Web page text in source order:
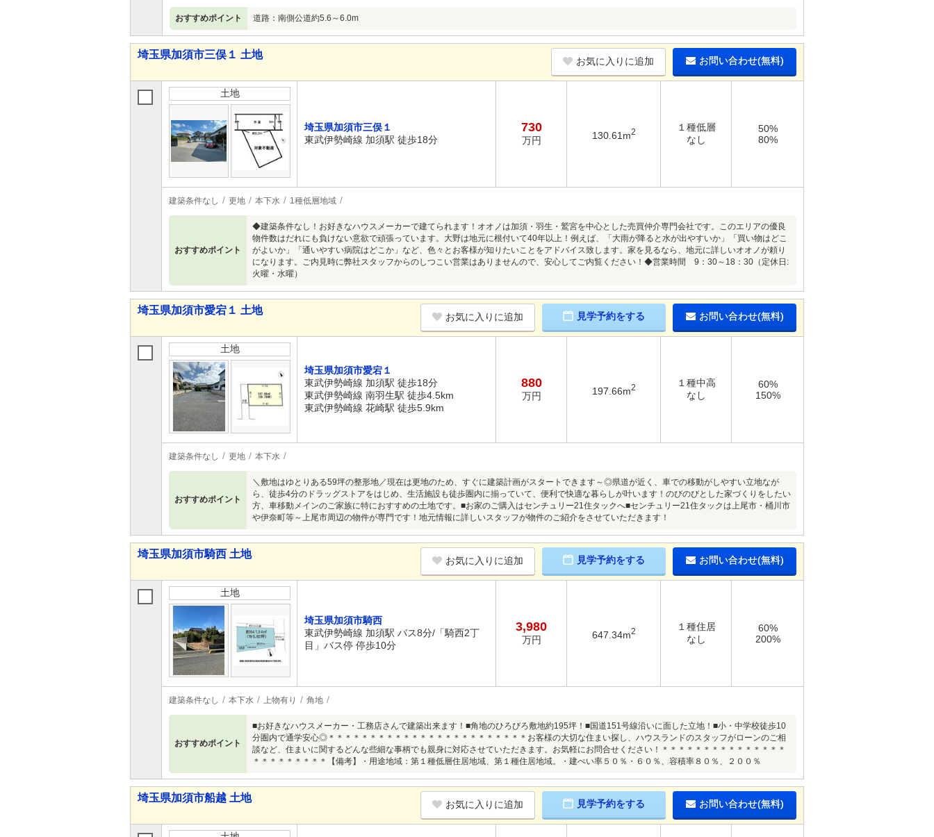
おすすめポイント 道路：南側公道約5.6～6.0m
埼玉県加須市三俣１ 土地
お気に入りに追加 お問い合わせ(無料)
土地
埼玉県加須市三俣１
東武伊勢崎線 加須駅 徒歩18分
730
万円 130.61m2
１種低層
なし
50%
80%
建築条件なし 更地 本下水 1種低層地域
おすすめポイント
◆建築条件なし！お好きなハウスメーカーで建てられます！オオノは加須・羽生・鷲宮を中心とした売買仲介専門会社です。このエリアの優良
物件数はだれにも負けない意欲で頑張っています。大野は地元に根付いて40年以上！例えば、「大雨が降ると水が出やすいか」「買い物はどこ
がよいか」「通いやすい病院はどこか」など、色々とお客様が知りたいことをアドバイス致します。家を見るなら、地元に詳しいオオノが頼り
になります。ご内見時に弊社スタッフからのしつこい営業はありませんので、安心してご内覧ください！◆営業時間 9：30～18：30（定休日:
火曜・水曜）
埼玉県加須市愛宕１ 土地
お気に入りに追加 見学予約をする お問い合わせ(無料)
土地
埼玉県加須市愛宕１
東武伊勢崎線 加須駅 徒歩18分
東武伊勢崎線 南羽生駅 徒歩4.5km
東武伊勢崎線 花崎駅 徒歩5.9km
880
万円 197.66m2
１種中高
なし
60%
150%
建築条件なし 更地 本下水
おすすめポイント
＼敷地はゆとりある59坪の整形地／現在は更地のため、すぐに建築計画がスタートできます～◎県道が近く、車での移動がしやすい立地なが
ら、徒歩4分のドラッグストアをはじめ、生活施設も徒歩圏内に揃っていて、便利で快適な暮らしが叶います！のびのびとした家づくりをしたい
方、車移動メインのご家族に特におすすめの土地です。■お家のご購入はセンチュリー21住タックへ■センチュリー21住タックは上尾市・桶川市
や伊奈町等～上尾市周辺の物件が専門です！地元情報に詳しいスタッフが物件のご紹介をさせていただきます！
埼玉県加須市騎西 土地
お気に入りに追加 見学予約をする お問い合わせ(無料)
土地
埼玉県加須市騎西
東武伊勢崎線 加須駅 バス8分/「騎西2丁
目」バス停 停歩10分
3,980
万円 647.34m2
１種住居
なし
60%
200%
建築条件なし 本下水 上物有り 角地
おすすめポイント
■お好きなハウスメーカー・工務店さんで建築出来ます！■角地のひろびろ敷地約195坪！■国道151号線沿いに面した立地！■小・中学校徒歩10
分圏内で通学安心◎＊＊＊＊＊＊＊＊＊＊＊＊＊＊＊＊＊＊＊＊＊＊＊＊お客様の大切な住まい探し、ハウスランドのスタッフがローンのご相
談など、住まいに関するどんな些細な事柄でも親身に対応させていただきます。お気軽にお問合せください！＊＊＊＊＊＊＊＊＊＊＊＊＊＊＊
＊＊＊＊＊＊＊＊＊【備考】・用途地域：第１種低層住居地域、第１種住居地域。・建ぺい率５０％・６０％、容積率８０％、２００％
埼玉県加須市船越 土地
お気に入りに追加 見学予約をする お問い合わせ(無料)